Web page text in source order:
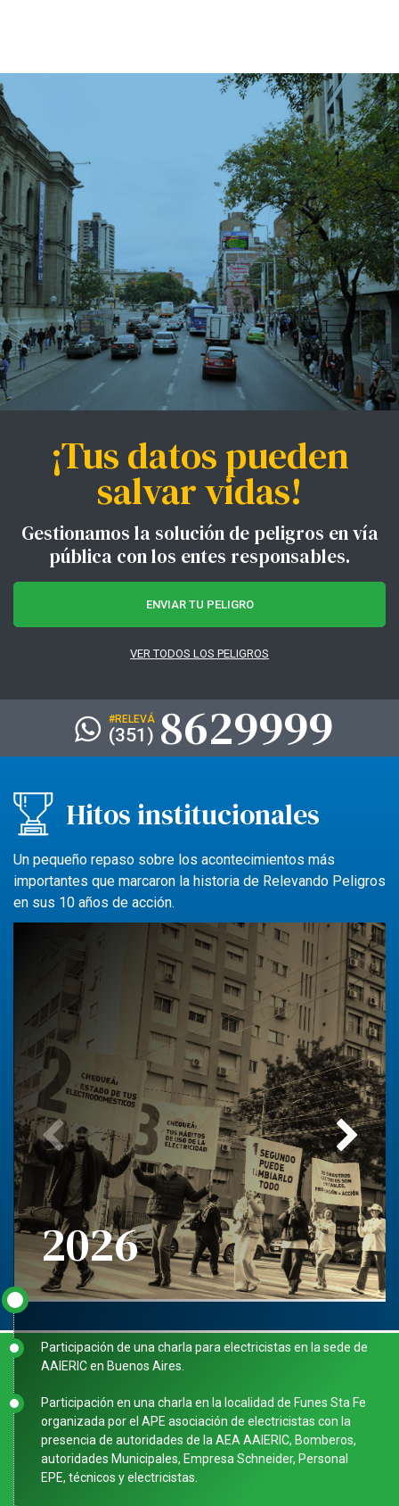
¡Tus datos pueden
salvar vidas!
Gestionamos la solución de peligros en vía
pública con los entes responsables.
ENVIAR TU PELIGRO
VER TODOS LOS PELIGROS
#RELEVÁ
(351) 8629999
Hitos institucionales
Un pequeño repaso sobre los acontecimientos más
importantes que marcaron la historia de Relevando Peligros
en sus 10 años de acción.
2026
Participación de una charla para electricistas en la sede de
AAIERIC en Buenos Aires.
Participación en una charla en la localidad de Funes Sta Fe
organizada por el APE asociación de electricistas con la
presencia de autoridades de la AEA AAIERIC, Bomberos,
autoridades Municipales, Empresa Schneider, Personal
EPE, técnicos y electricistas.